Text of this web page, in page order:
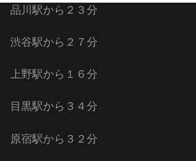
品川駅から２３分
渋谷駅から２７分
上野駅から１６分
目黒駅から３４分
原宿駅から３２分